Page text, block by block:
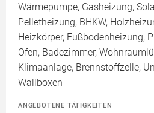
Wärmepumpe, Gasheizung,
Pelletheizung, BHKW,
Heizkörper, Fußbodenheizung,
Ofen, Badezimmer,
Klimaanlage, Brennstoffzelle,
Wallboxen
ANGEBOTENE TÄTIGKEITEN